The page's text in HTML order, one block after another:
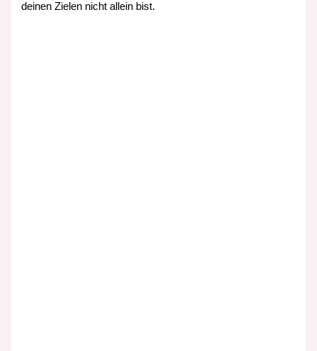
deinen Zielen nicht allein bist.